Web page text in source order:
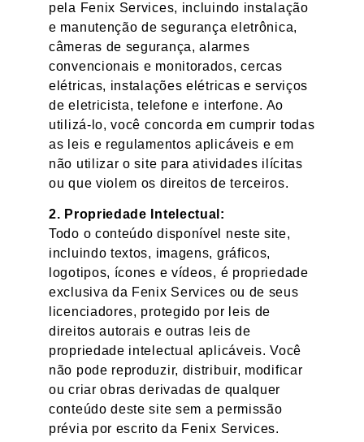
pela Fenix Services, incluindo instalação
e manutenção de segurança eletrônica,
câmeras de segurança, alarmes
convencionais e monitorados, cercas
elétricas, instalações elétricas e serviços
de eletricista, telefone e interfone. Ao
utilizá-lo, você concorda em cumprir todas
as leis e regulamentos aplicáveis e em
não utilizar o site para atividades ilícitas
ou que violem os direitos de terceiros.
2. Propriedade Intelectual:
Todo o conteúdo disponível neste site,
incluindo textos, imagens, gráficos,
logotipos, ícones e vídeos, é propriedade
exclusiva da Fenix Services ou de seus
licenciadores, protegido por leis de
direitos autorais e outras leis de
propriedade intelectual aplicáveis. Você
não pode reproduzir, distribuir, modificar
ou criar obras derivadas de qualquer
conteúdo deste site sem a permissão
prévia por escrito da Fenix Services.